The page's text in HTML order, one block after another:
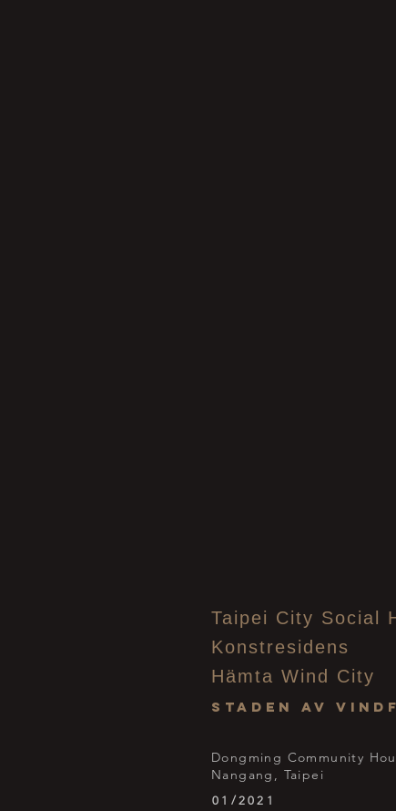
Taipei City Social
Konstresidens
Hämta Wind City
staden av
Dongming Community
Nangang, Taipei
01/2021